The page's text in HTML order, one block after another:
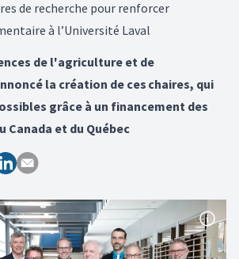
de recherche pour renforcer
à l’Université Laval
de l'agriculture et de
la création de ces chaires, qui
grâce à un financement des
Canada et du Québec